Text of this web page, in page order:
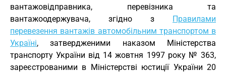
вантажовідправника, перевізника та
вантажоодержувача, згідно з Правилами
перевезення вантажів автомобільним транспортом в
Україні, затвердженими наказом Міністерства
транспорту України від 14 жовтня 1997 року № 363,
зареєстрованими в Міністерстві юстиції України 20